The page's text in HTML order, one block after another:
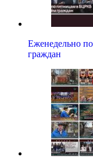
Еженедельно
граждан